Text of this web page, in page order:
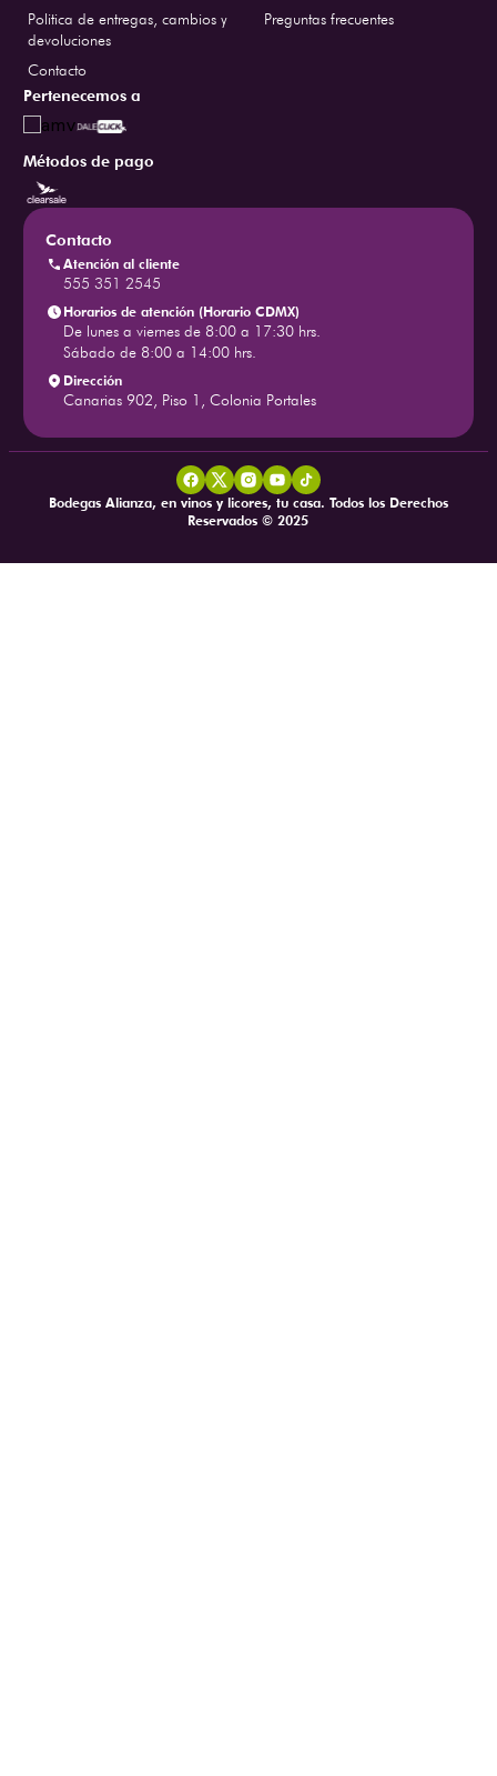
Politica de entregas, cambios y
devoluciones
Contacto
Preguntas frecuentes
Pertenecemos a
Métodos de pago
Contacto
Atención al cliente
555 351 2545
Horarios de atención (Horario CDMX)
De lunes a viernes de 8:00 a 17:30 hrs.
Sábado de 8:00 a 14:00 hrs.
Dirección
Canarias 902, Piso 1, Colonia Portales
Bodegas Alianza, en vinos y licores, tu casa. Todos los Derechos
Reservados © 2025